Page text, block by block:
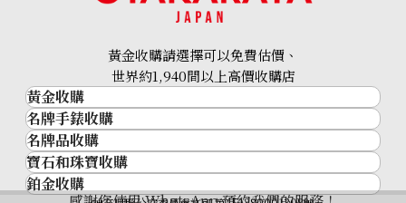
黃金收購請選擇可以免費估價、
世界約1,940間以上高價收購店
黃金收購
黃金･金條
金條
金幣及銀幣
過去十年黃金價格
名牌手錶收購
名牌手錶收購
勞力士 (Rolex)
Patek Philippe
名牌品收購
名牌品收購
HERMES
寶石和珠寶收購
寶石和珠寶
鉑金收購